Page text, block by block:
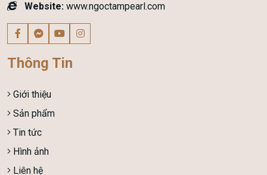
Website: www.ngoctampearl.com
Thông Tin
Giới thiệu
Sản phẩm
Tin tức
Hình ảnh
Liên hệ